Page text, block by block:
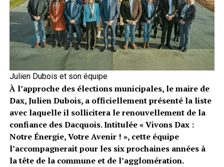
Julien Dubois et son équipe
À l’approche des élections municipales, le maire de
Dax, Julien Dubois, a officiellement présenté la liste
avec laquelle il sollicitera le renouvellement de la
confiance des Dacquois. Intitulée « Vivons Dax :
Notre Énergie, Votre Avenir ! », cette équipe
l’accompagnerait pour les six prochaines années à
la tête de la commune et de l’agglomération.